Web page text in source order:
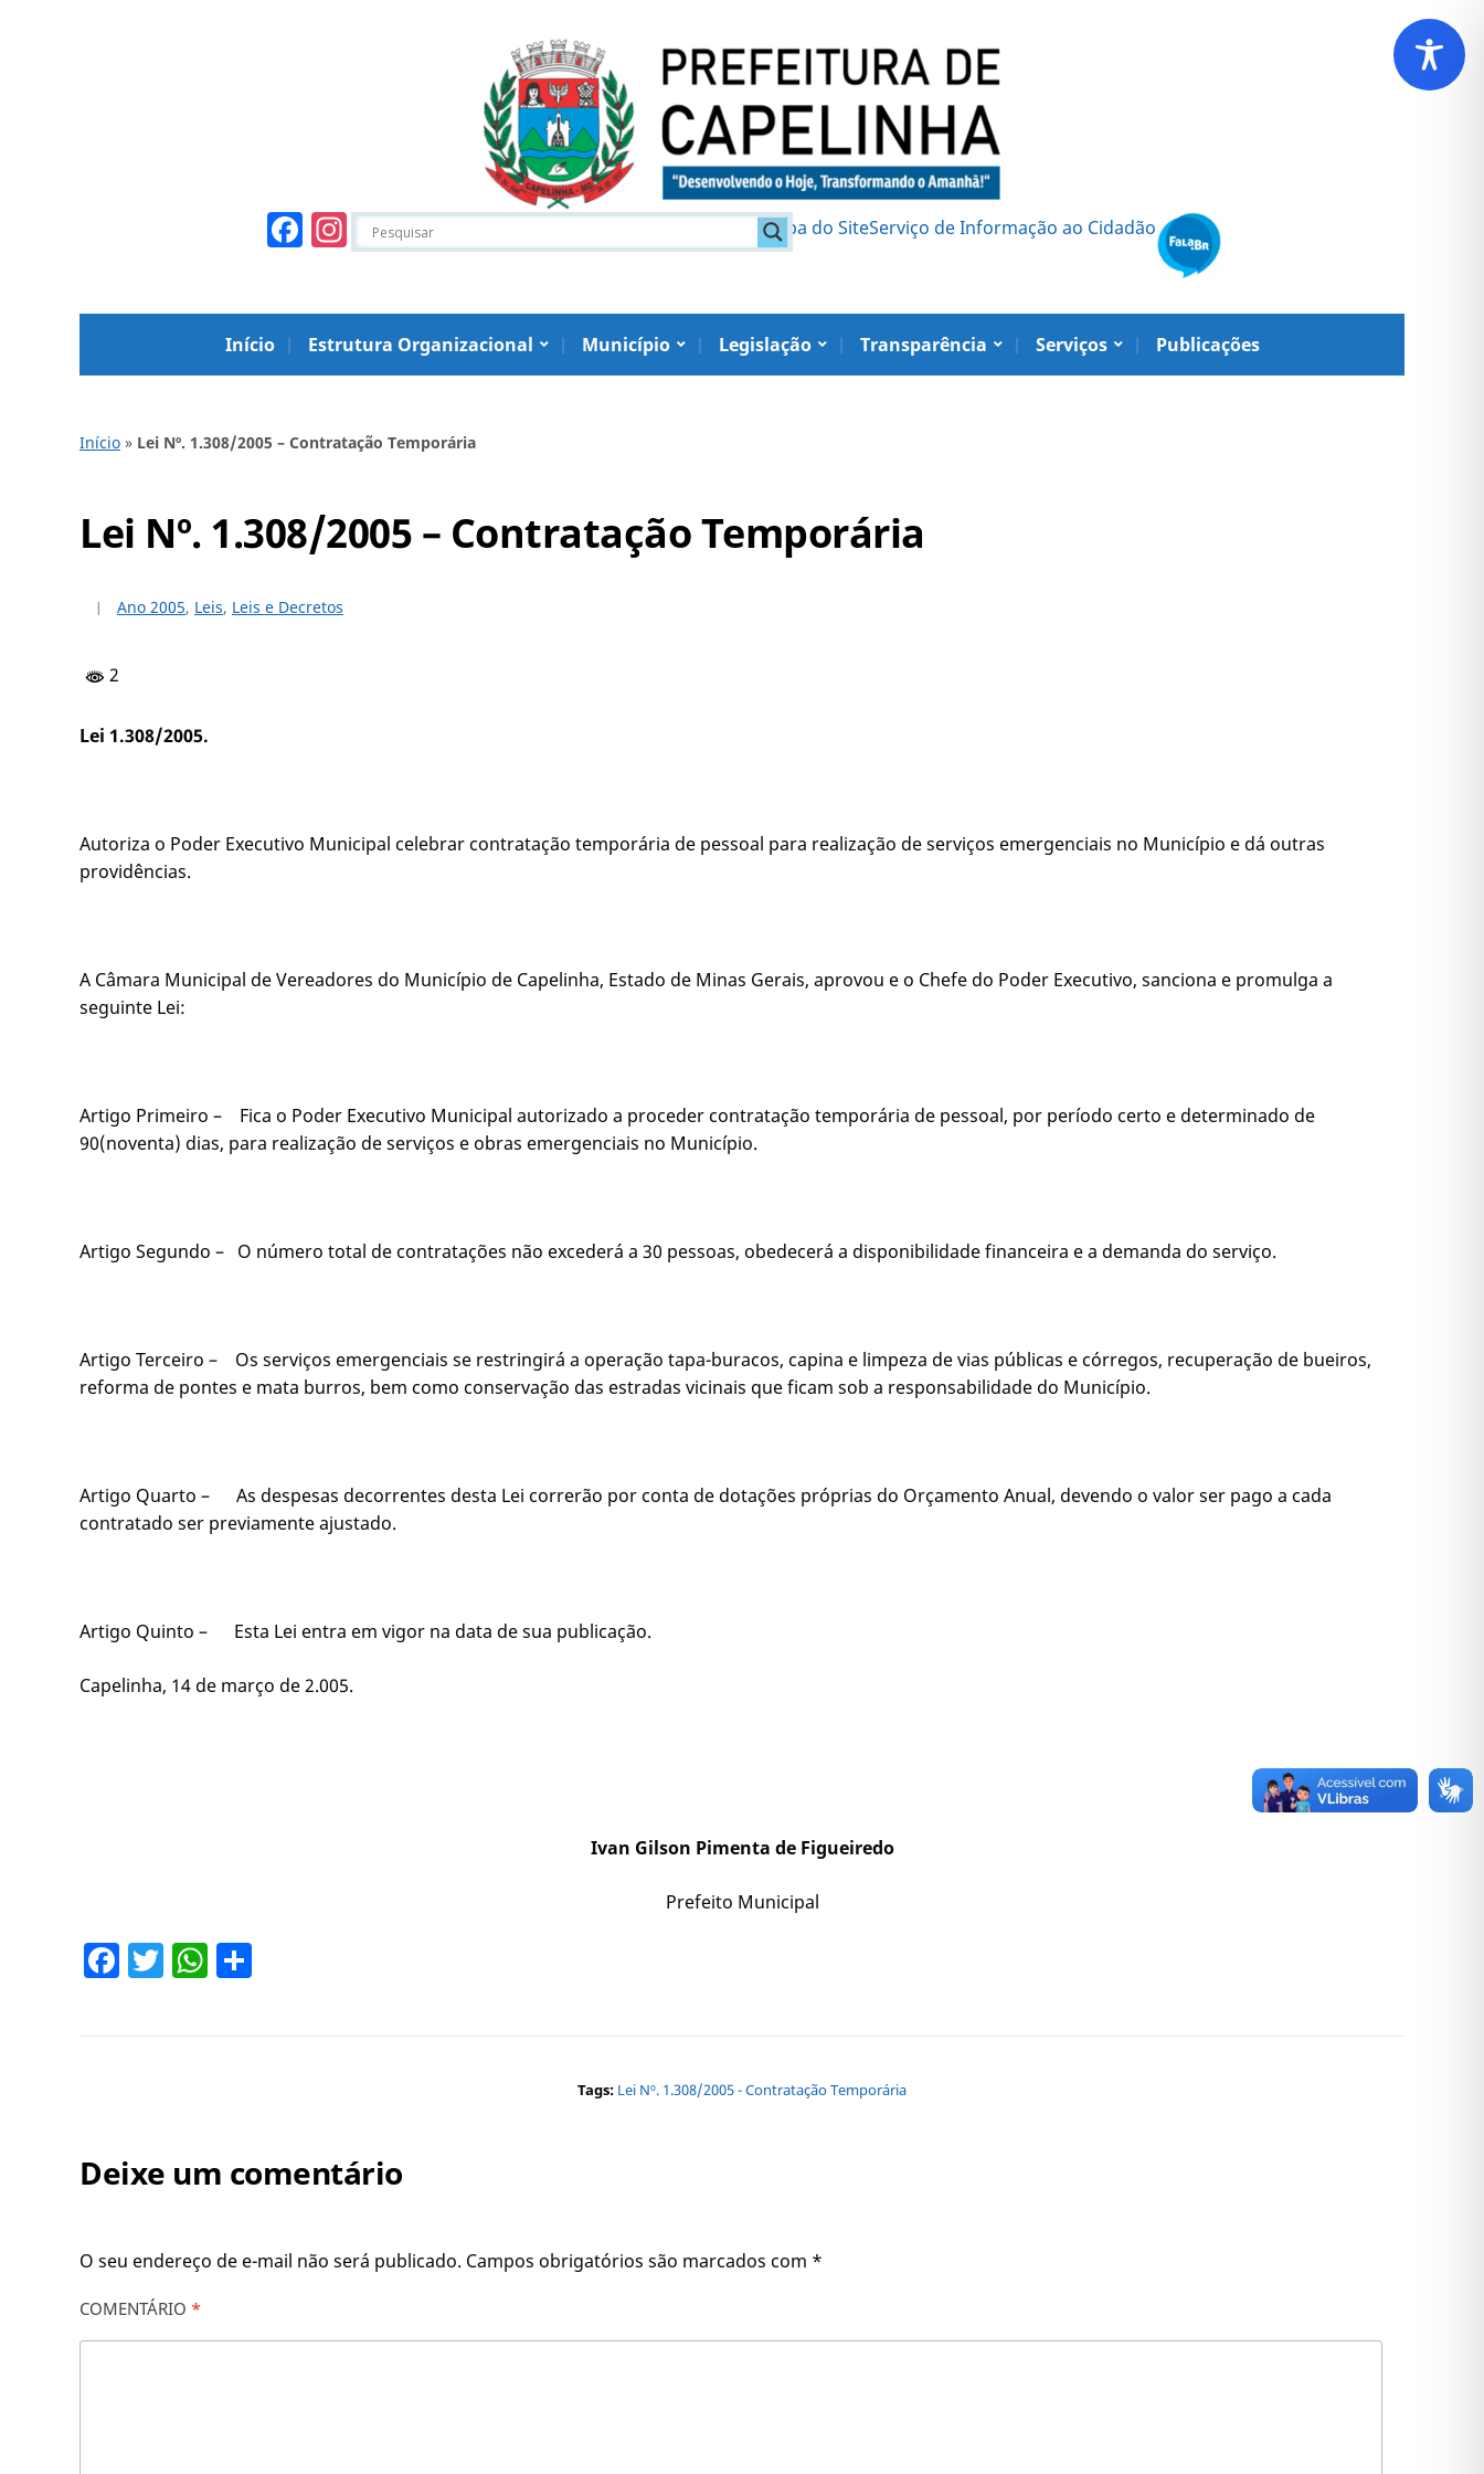
Facebook
Instagram Mapa do SiteServiço de Informação ao Cidadão
Início Estrutura Organizacional Município Legislação Transparência Serviços Publicações
Início » Lei Nº. 1.308/2005 – Contratação Temporária
Lei Nº. 1.308/2005 – Contratação Temporária
Ano 2005, Leis, Leis e Decretos
2
Lei 1.308/2005.
Autoriza o Poder Executivo Municipal celebrar contratação temporária de pessoal para realização de serviços emergenciais no Município e dá outras
providências.
A Câmara Municipal de Vereadores do Município de Capelinha, Estado de Minas Gerais, aprovou e o Chefe do Poder Executivo, sanciona e promulga a
seguinte Lei:
Artigo Primeiro – Fica o Poder Executivo Municipal autorizado a proceder contratação temporária de pessoal, por período certo e determinado de
90(noventa) dias, para realização de serviços e obras emergenciais no Município.
Artigo Segundo – O número total de contratações não excederá a 30 pessoas, obedecerá a disponibilidade financeira e a demanda do serviço.
Artigo Terceiro – Os serviços emergenciais se restringirá a operação tapa-buracos, capina e limpeza de vias públicas e córregos, recuperação de bueiros,
reforma de pontes e mata burros, bem como conservação das estradas vicinais que ficam sob a responsabilidade do Município.
Artigo Quarto – As despesas decorrentes desta Lei correrão por conta de dotações próprias do Orçamento Anual, devendo o valor ser pago a cada
contratado ser previamente ajustado.
Artigo Quinto – Esta Lei entra em vigor na data de sua publicação.
Capelinha, 14 de março de 2.005.
Ivan Gilson Pimenta de Figueiredo
Prefeito Municipal
Facebook
TwitterWhatsApp
Tags: Lei Nº. 1.308/2005 - Contratação Temporária
Deixe um comentário
O seu endereço de e-mail não será publicado. Campos obrigatórios são marcados com *
COMENTÁRIO *